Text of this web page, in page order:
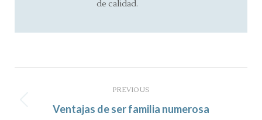
de calidad.
PREVIOUS
Previous
Ventajas de ser familia numerosa